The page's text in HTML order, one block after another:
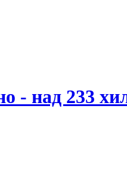
- над 233